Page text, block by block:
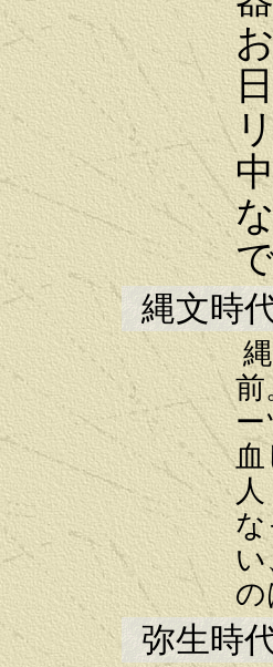
縄文時
前
ー
血
人
の
弥生時